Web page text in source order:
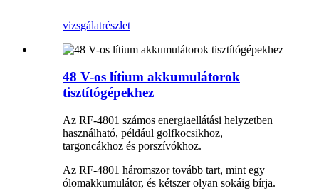
vizsgálatrészlet
48 V-os lítium akkumulátorok
tisztítógépekhez
Az RF-4801 számos energiaellátási helyzetben
használható, például golfkocsikhoz,
targoncákhoz és porszívókhoz.
Az RF-4801 háromszor tovább tart, mint egy
ólomakkumulátor, és kétszer olyan sokáig bírja.